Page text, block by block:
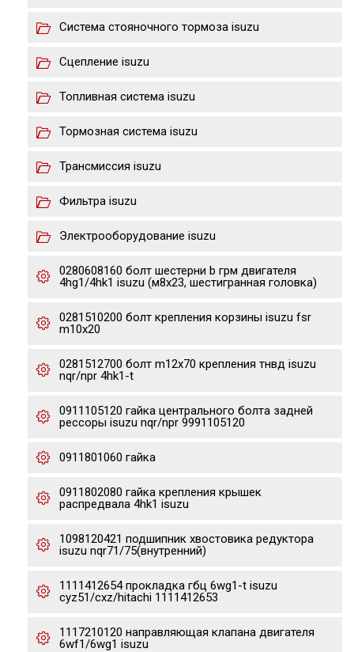
Система стояночного тормоза isuzu
Сцепление isuzu
Топливная система isuzu
Тормозная система isuzu
Трансмиссия isuzu
Фильтра isuzu
Электрооборудование isuzu
0280608160 болт шестерни b грм двигателя
4hg1/4hk1 isuzu (м8х23, шестигранная головка)
0281510200 болт крепления корзины isuzu fsr
m10x20
0281512700 болт m12x70 крепления тнвд isuzu
nqr/npr 4hk1-t
0911105120 гайка центрального болта задней
рессоры isuzu nqr/npr 9991105120
0911801060 гайка
0911802080 гайка крепления крышек
распредвала 4hk1 isuzu
1098120421 подшипник хвостовика редуктора
isuzu nqr71/75(внутренний)
1111412654 прокладка гбц 6wg1-t isuzu
cyz51/cxz/hitachi 1111412653
1117210120 направляющая клапана двигателя
6wf1/6wg1 isuzu